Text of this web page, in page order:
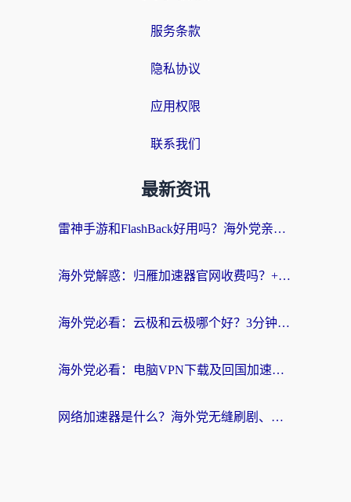
服务条款
隐私协议
应用权限
联系我们
最新资讯
雷神手游和FlashBack好用吗？海外党亲测指南，避开破解版坑轻松访问国内资源
海外党解惑：归雁加速器官网收费吗？+3个回国加速问题的真实答案
海外党必看：云极和云极哪个好？3分钟选对回国加速器，无缝访问国内资源
海外党必看：电脑VPN下载及回国加速器选择指南——无缝访问国内资源不再难
网络加速器是什么？海外党无缝刷剧、看NBA的实用指南